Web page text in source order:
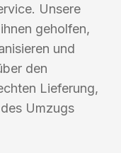
Unsere
geholfen,
und
den
Lieferung,
Umzugs